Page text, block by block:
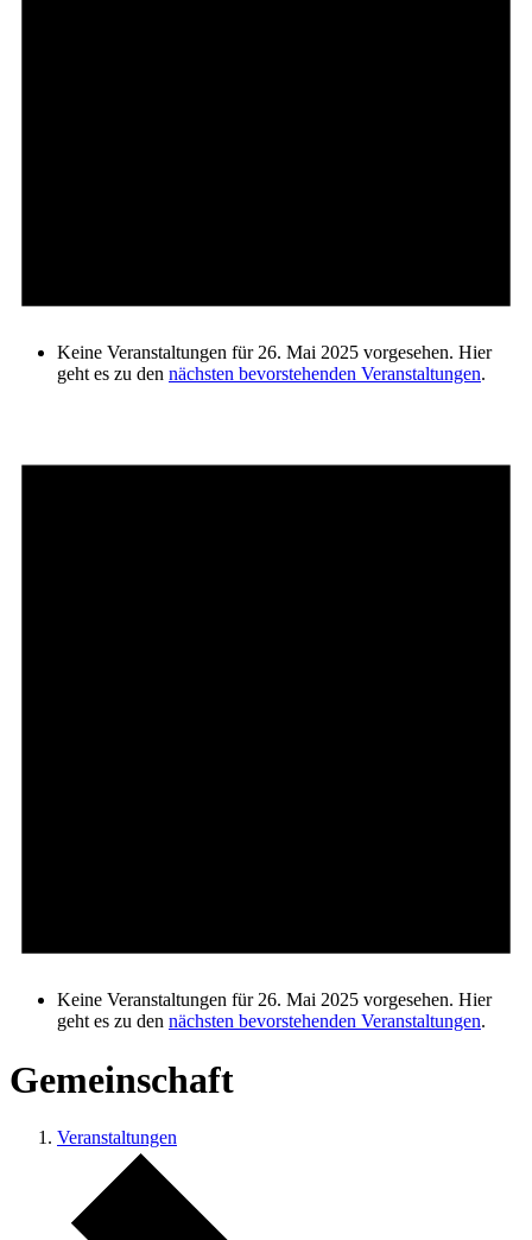
Keine Veranstaltungen für 26. Mai 2025 vorgesehen. Hier
geht es zu den nächsten bevorstehenden Veranstaltungen.
Keine Veranstaltungen für 26. Mai 2025 vorgesehen. Hier
geht es zu den nächsten bevorstehenden Veranstaltungen.
Gemeinschaft
Veranstaltungen